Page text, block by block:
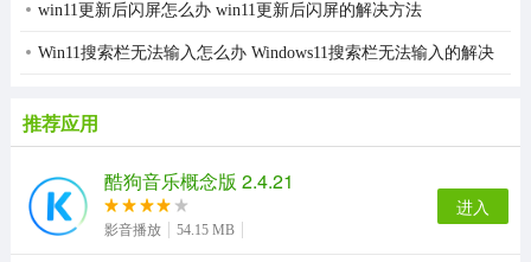
win11更新后闪屏怎么办 win11更新后闪屏的解决方法
Win11搜索栏无法输入怎么办 Windows11搜索栏无法输入的解决
推荐应用
酷狗音乐概念版 2.4.21
影音播放 54.15 MB
进入